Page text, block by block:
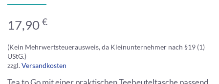
17,90 €
(Kein Mehrwertsteuerausweis, da Kleinunternehmer nach §19 (1)
UStG.)
zzgl.Versandkosten